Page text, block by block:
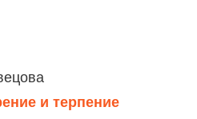
и терпение